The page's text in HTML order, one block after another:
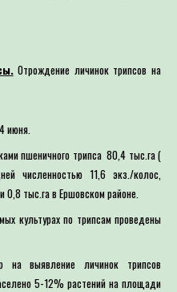
Отрождение личинок трипсов на
июня.
пшеничного трипса 80,4 тыс.га (
численностью 11,6 экз./колос,
тыс.га в Ершовском районе.
культурах по трипсам проведены
на выявление личинок трипсов
5-12% растений на площади